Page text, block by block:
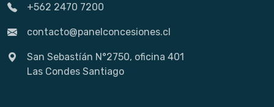
+562 2470 7200
contacto@panelconcesiones.cl
San Sebastíán N°2750, oficina 401
Las Condes Santiago